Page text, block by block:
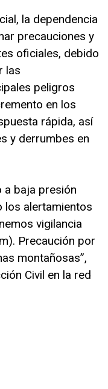
la dependencia
precauciones y
oficiales, debido
las
peligros
en los
rápida, así
y derrumbes en
a baja presión
los alertamientos
vigilancia
Precaución por
montañosas”,
Civil en la red